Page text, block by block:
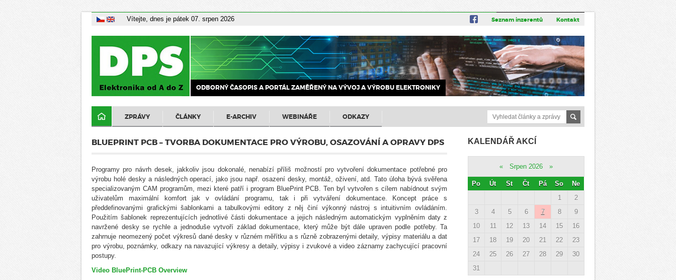
Vítejte, dnes je pátek 07. srpen 2026 Seznam inzerentů Kontakt
ODBORNÝ ČASOPIS A PORTÁL ZAMĚŘENÝ NA VÝVOJ A VÝROBU ELEKTRONIKY
ZPRÁVY ČLÁNKY E-ARCHIV WEBINÁŘE ODKAZY
BLUEPRINT PCB – TVORBA DOKUMENTACE PRO VÝROBU, OSAZOVÁNÍ A OPRAVY DPS
Programy pro návrh desek, jakkoliv jsou dokonalé, nenabízí příliš možností pro vytvoření dokumentace potřebné pro
výrobu holé desky a následných operací, jako jsou např. osazení desky, montáž, oživení, atd. Tato úloha bývá svěřena
specializovaným CAM programům, mezi které patří i program BluePrint PCB. Ten byl vytvořen s cílem nabídnout svým
uživatelům maximální komfort jak v ovládání programu, tak i při vytváření dokumentace. Koncept práce s
předdefinovanými grafickými šablonkami a tabulkovými editory z něj činí výkonný nástroj s intuitivním ovládáním.
Použitím šablonek reprezentujících jednotlivé části dokumentace a jejich následným automatickým vyplněním daty z
navržené desky se rychle a jednoduše vytvoří základ dokumentace, který může být dále upraven podle potřeby. Ta
zahrnuje neomezený počet výkresů dané desky v různém měřítku a s různě zobrazenými detaily, výpisy materiálu a dat
pro výrobu, poznámky, odkazy na navazující výkresy a detaily, výpisy i zvukové a video záznamy zachycující pracovní
postupy.
Video BluePrint-PCB Overview
KALENDÁŘ AKCÍ
« Srpen 2026 »
Po Út St Čt Pá So
Ne
1
2
3
4 5 6 7 8
9
10
11 12 13 14 15
16
17
18 19 20 21 22
23
24
25 26 27 28 29
30
31